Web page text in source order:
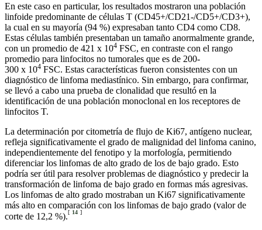
En este caso en particular, los resultados mostraron una población
linfoide predominante de células T (CD45+/CD21-/CD5+/CD3+),
la cual en su mayoría (94 %) expresaban tanto CD4 como CD8.
Estas células también presentaban un tamaño anormalmente grande,
con un promedio de 421 x 104 FSC, en contraste con el rango
promedio para linfocitos no tumorales que es de 200-
300 x 104 FSC. Estas características fueron consistentes con un
diagnóstico de linfoma mediastínico. Sin embargo, para confirmar,
se llevó a cabo una prueba de clonalidad que resultó en la
identificación de una población monoclonal en los receptores de
linfocitos T.
La determinación por citometría de flujo de Ki67, antígeno nuclear,
refleja significativamente el grado de malignidad del linfoma canino,
independientemente del fenotipo y la morfología, permitiendo
diferenciar los linfomas de alto grado de los de bajo grado. Esto
podría ser útil para resolver problemas de diagnóstico y predecir la
transformación de linfoma de bajo grado en formas más agresivas.
Los linfomas de alto grado mostraban un Ki67 significativamente
más alto en comparación con los linfomas de bajo grado (valor de
corte de 12,2 %).[ 14 ]